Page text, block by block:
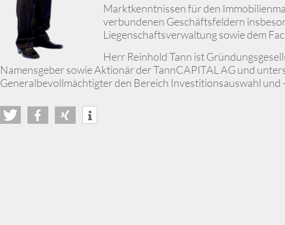
Marktkenntnissen für den
verbundenen Geschäftsfeldern
Liegenschaftsverwaltung sowie dem
Herr Reinhold Tann ist
Namensgeber sowie Aktionär der TannCAPITAL AG und
Generalbevollmächtigter den Bereich Investitionsauswahl und